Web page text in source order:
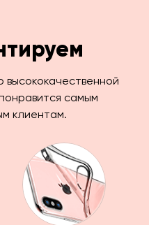
высококачественной
самым
клиентам.